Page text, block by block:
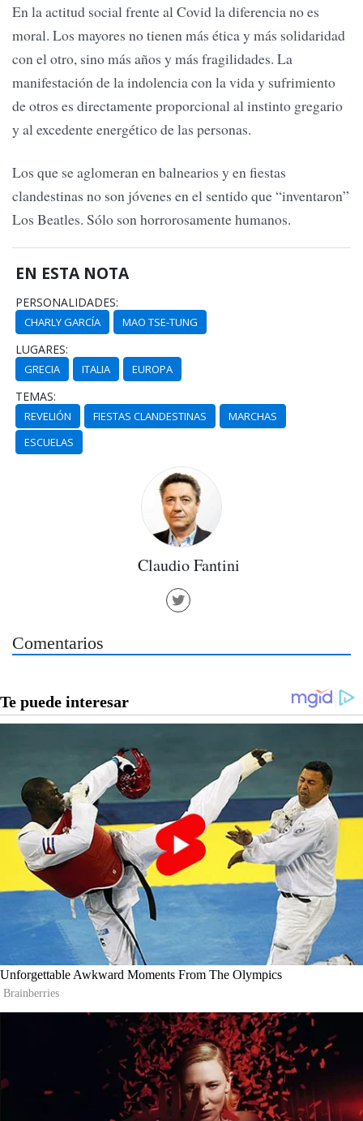
En la actitud social frente al Covid la diferencia no es
moral. Los mayores no tienen más ética y más solidaridad
con el otro, sino más años y más fragilidades. La
manifestación de la indolencia con la vida y sufrimiento
de otros es directamente proporcional al instinto gregario
y al excedente energético de las personas.
Los que se aglomeran en balnearios y en fiestas
clandestinas no son jóvenes en el sentido que “inventaron”
Los Beatles. Sólo son horrorosamente humanos.
EN ESTA NOTA
PERSONALIDADES:
CHARLY GARCÍA MAO TSE-TUNG
LUGARES:
GRECIA ITALIA EUROPA
TEMAS:
REVELIÓN FIESTAS CLANDESTINAS
MARCHAS
ESCUELAS
Claudio Fantini
Comentarios